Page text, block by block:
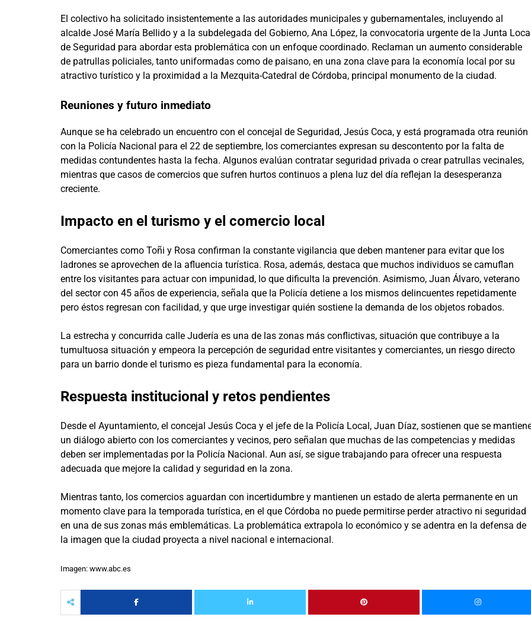
El colectivo ha solicitado insistentemente a las autoridades municipales y gubernamentales, incluyendo al
alcalde José María Bellido y a la subdelegada del Gobierno, Ana López, la convocatoria urgente de la Junta Local
de Seguridad para abordar esta problemática con un enfoque coordinado. Reclaman un aumento considerable
de patrullas policiales, tanto uniformadas como de paisano, en una zona clave para la economía local por su
atractivo turístico y la proximidad a la Mezquita-Catedral de Córdoba, principal monumento de la ciudad.
Reuniones y futuro inmediato
Aunque se ha celebrado un encuentro con el concejal de Seguridad, Jesús Coca, y está programada otra reunión
con la Policía Nacional para el 22 de septiembre, los comerciantes expresan su descontento por la falta de
medidas contundentes hasta la fecha. Algunos evalúan contratar seguridad privada o crear patrullas vecinales,
mientras que casos de comercios que sufren hurtos continuos a plena luz del día reflejan la desesperanza
creciente.
Impacto en el turismo y el comercio local
Comerciantes como Toñi y Rosa confirman la constante vigilancia que deben mantener para evitar que los
ladrones se aprovechen de la afluencia turística. Rosa, además, destaca que muchos individuos se camuflan
entre los visitantes para actuar con impunidad, lo que dificulta la prevención. Asimismo, Juan Álvaro, veterano
del sector con 45 años de experiencia, señala que la Policía detiene a los mismos delincuentes repetidamente
pero éstos regresan con facilidad, y que urge investigar quién sostiene la demanda de los objetos robados.
La estrecha y concurrida calle Judería es una de las zonas más conflictivas, situación que contribuye a la
tumultuosa situación y empeora la percepción de seguridad entre visitantes y comerciantes, un riesgo directo
para un barrio donde el turismo es pieza fundamental para la economía.
Respuesta institucional y retos pendientes
Desde el Ayuntamiento, el concejal Jesús Coca y el jefe de la Policía Local, Juan Díaz, sostienen que se
un diálogo abierto con los comerciantes y vecinos, pero señalan que muchas de las competencias y medidas
deben ser implementadas por la Policía Nacional. Aun así, se sigue trabajando para ofrecer una respuesta
adecuada que mejore la calidad y seguridad en la zona.
Mientras tanto, los comercios aguardan con incertidumbre y mantienen un estado de alerta permanente en un
momento clave para la temporada turística, en el que Córdoba no puede permitirse perder atractivo ni seguridad
en una de sus zonas más emblemáticas. La problemática extrapola lo económico y se adentra en la defensa de
la imagen que la ciudad proyecta a nivel nacional e internacional.
Imagen: www.abc.es